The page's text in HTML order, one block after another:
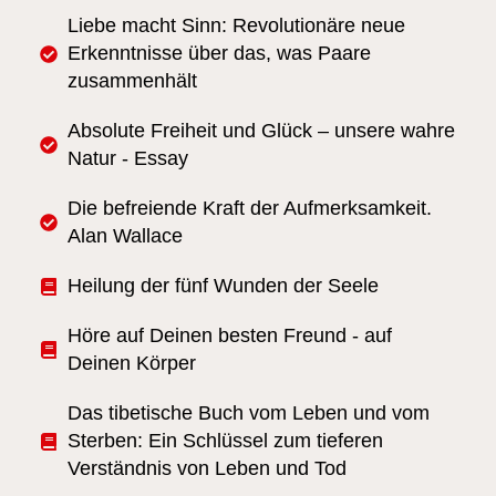
Liebe macht Sinn: Revolutionäre neue
Erkenntnisse über das, was Paare
zusammenhält
Absolute Freiheit und Glück – unsere wahre
Natur - Essay
Die befreiende Kraft der Aufmerksamkeit.
Alan Wallace
Heilung der fünf Wunden der Seele
Höre auf Deinen besten Freund - auf
Deinen Körper
Das tibetische Buch vom Leben und vom
Sterben: Ein Schlüssel zum tieferen
Verständnis von Leben und Tod